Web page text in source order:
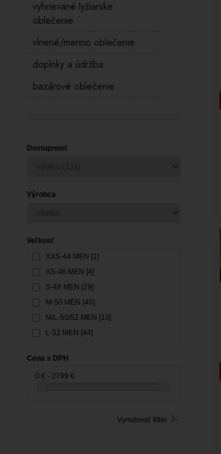
vyhrievané lyžiarske
oblečenie
vlnené/merino oblečenie
doplnky a údržba
bazárové oblečenie
Dostupnosť
Výrobca
Veľkosť
XXS-44 MEN [1]
XS-46 MEN [4]
S-48 MEN [29]
M-50 MEN [40]
M/L-50/52 MEN [13]
L-52 MEN [44]
XXL-56 MEN [36]
XXXL-58 MEN [24]
Cena s DPH
0 € - 2799 €
Vynulovať filter